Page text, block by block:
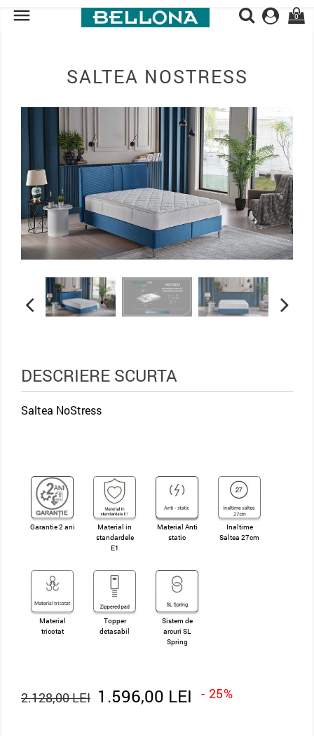
 0
SALTEA NOSTRESS
DESCRIERE SCURTA
Saltea NoStress
Garantie 2 ani
Material in
standardele
E1
Material Anti
static
Inaltime
Saltea 27cm
Material
tricotat
Topper
detasabil
Sistem de
arcuri SL
Spring
1.596,00 LEI - 25%
2.128,00 LEI